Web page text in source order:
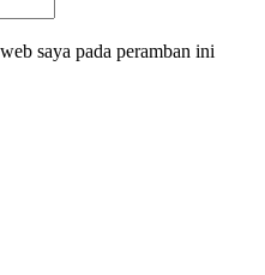
saya pada peramban ini